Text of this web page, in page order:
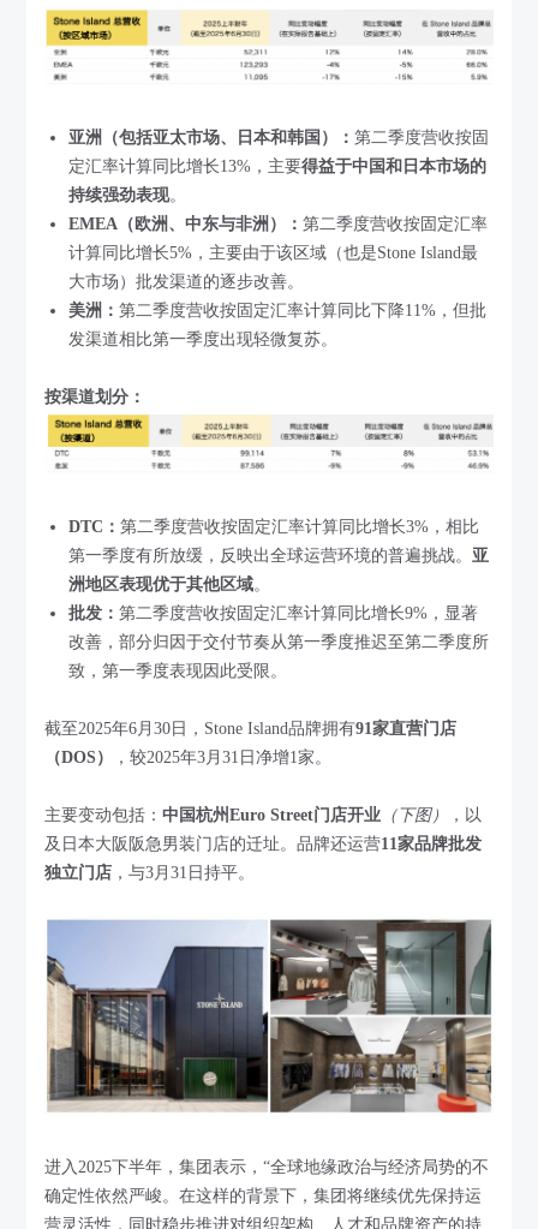
亚洲（包括亚太市场、日本和韩国）：第二季度营收按固
定汇率计算同比增长13%，主要得益于中国和日本市场的
持续强劲表现。
EMEA（欧洲、中东与非洲）：第二季度营收按固定汇率
计算同比增长5%，主要由于该区域（也是Stone Island最
大市场）批发渠道的逐步改善。
美洲：第二季度营收按固定汇率计算同比下降11%，但批
发渠道相比第一季度出现轻微复苏。
按渠道划分：
DTC：第二季度营收按固定汇率计算同比增长3%，相比
第一季度有所放缓，反映出全球运营环境的普遍挑战。亚
洲地区表现优于其他区域。
批发：第二季度营收按固定汇率计算同比增长9%，显著
改善，部分归因于交付节奏从第一季度推迟至第二季度所
致，第一季度表现因此受限。
截至2025年6月30日，Stone Island品牌拥有91家直营门店
（DOS）
，较2025年3月31日净增1家。
主要变动包括：中国杭州Euro Street门店开业 （下图）
，以
及日本大阪阪急男装门店的迁址。品牌还运营11家品牌批发
独立门店 ，与3月31日持平。
进入2025下半年，集团表示，“全球地缘政治与经济局势的不
确定性依然严峻。在这样的背景下，集团将继续优先保持运
营灵活性，同时稳步推进对组织架构、人才和品牌资产的持